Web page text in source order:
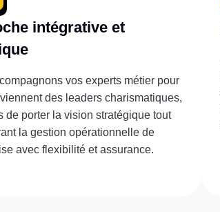
intégrative et
vos experts métier pour
des leaders charismatiques,
de porter la vision stratégique tout
la gestion opérationnelle de
avec flexibilité et assurance.